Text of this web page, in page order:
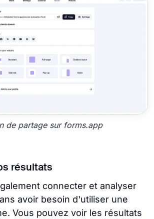
de partage sur forms.app
résultats
connecter et analyser
avoir besoin d'utiliser une
Vous pouvez voir les résultats